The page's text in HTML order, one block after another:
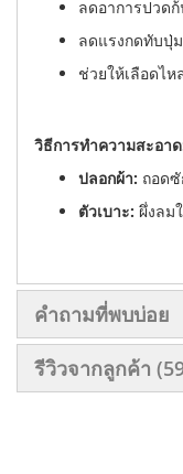
ลดอาการปวด
ลดแรงกดทับปุ่
ช่วยให้เลือดไ
วิธีการทำความสะอา
ปลอกผ้า: ถอด
ตัวเบาะ: ผึ่งลม
คำถามที่พบบ่อย
รีวิวจากลูกค้า